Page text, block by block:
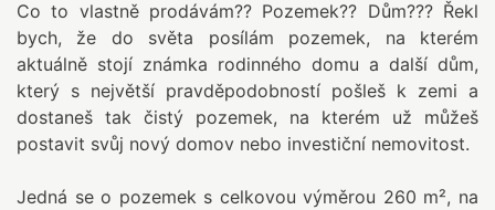
Co to vlastně prodávám?? Pozemek?? Dům??? Řekl
bych, že do světa posílám pozemek, na kterém
aktuálně stojí známka rodinného domu a další dům,
který s největší pravděpodobností pošleš k zemi a
dostaneš tak čistý pozemek, na kterém už můžeš
postavit svůj nový domov nebo investiční nemovitost.
Jedná se o pozemek s celkovou výměrou 260 m², na